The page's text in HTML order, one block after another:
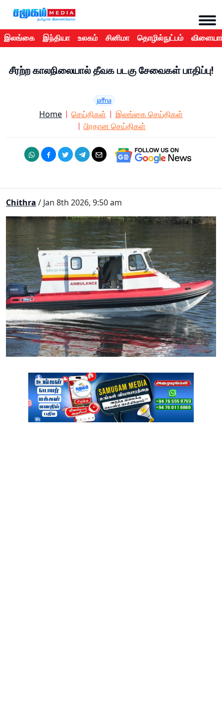
இலங்கை இந்தியா உலகம் சினிமா தொழில்நுட்பம்
சீரற்ற காலநிலையால் தீவக படகு சேவைகள் பாதிப்பு!
jaffna
Home செய்திகள்
இலங்கை செய்திகள்
பிரதான செய்திகள்
Chithra / Jan 8th 2026, 9:50 am